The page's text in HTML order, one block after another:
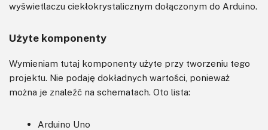
wyświetlaczu ciekłokrystalicznym dołączonym do Arduino.
Użyte komponenty
Wymieniam tutaj komponenty użyte przy tworzeniu tego
projektu. Nie podaję dokładnych wartości, ponieważ
można je znaleźć na schematach. Oto lista:
Arduino Uno